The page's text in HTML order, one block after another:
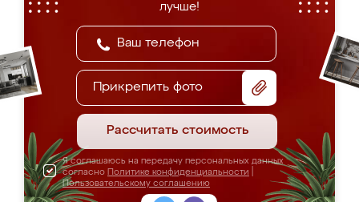
лучше!
Прикрепить фото
Рассчитать стоимость
Я соглашаюсь на передачу персональных данных
согласно Политике конфиденциальности
Пользовательскому соглашению